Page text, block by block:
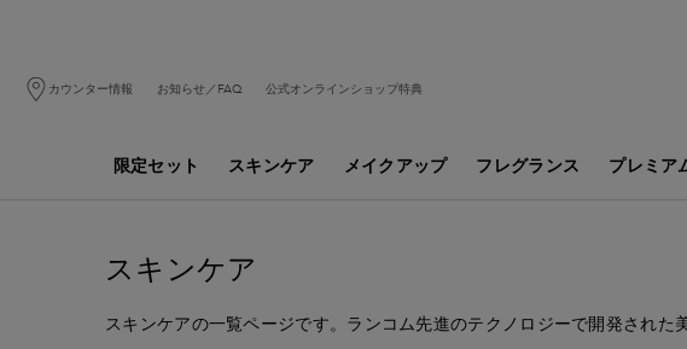
カウンター情報 お知らせ／FAQ 公式オンラインショップ特典
限定セット スキンケア メイクアップ フレグランス プレミア
スキンケア
スキンケアの一覧ページです。 ランコム先進のテクノロジーで開発された